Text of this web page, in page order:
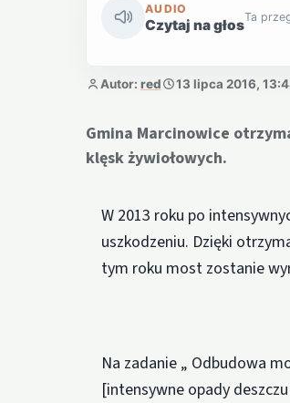
AUDIO
Czytaj na głosTa
Autor: red 13 lipca 2016,
Gmina Marcinowice
klęsk żywiołowych.
W 2013 roku po
uszkodzeniu. Dzięki
tym roku most zostanie
Na zadanie „ Odbudowa
[intensywne opady